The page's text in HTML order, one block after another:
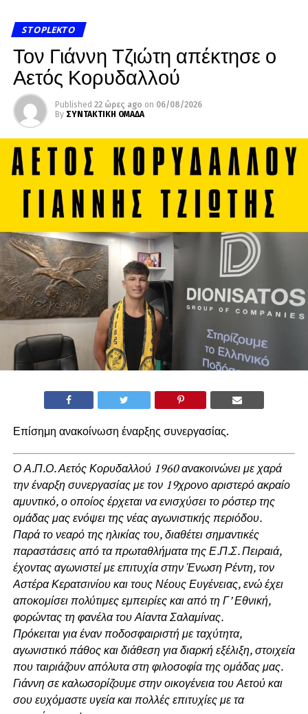
STOPLEKTO
Τον Γιάννη Τζιώτη απέκτησε ο
Αετός Κορυδαλλού
Published 22 ώρες ago on 06/08/2026
By ΣΥΝΤΑΚΤΙΚΗ ΟΜΑΔΑ
Επίσημη ανακοίνωση έναρξης συνεργασίας.
Ο Α.Π.Ο. Αετός Κορυδαλλού 1960 ανακοινώνει με χαρά
την έναρξη συνεργασίας με τον 19χρονο αριστερό ακραίο
αμυντικό, ο οποίος έρχεται να ενισχύσει το ρόστερ της
ομάδας μας ενόψει της νέας αγωνιστικής περιόδου.
Παρά το νεαρό της ηλικίας του, διαθέτει σημαντικές
παραστάσεις από τα πρωταθλήματα της Ε.Π.Σ. Πειραιά,
έχοντας αγωνιστεί με επιτυχία στην Ένωση Ρέντη, τον
Αστέρα Κερατσινίου και τους Νέους Ευγένειας, ενώ έχει
αποκομίσει πολύτιμες εμπειρίες και από τη Γ’ Εθνική,
φορώντας τη φανέλα του Αίαντα Σαλαμίνας.
Πρόκειται για έναν ποδοσφαιριστή με ταχύτητα,
αγωνιστικό πάθος και διάθεση για διαρκή εξέλιξη, στοιχεία
που ταιριάζουν απόλυτα στη φιλοσοφία της ομάδας μας.
Γιάννη σε καλωσορίζουμε στην οικογένεια του Αετού και
σου ευχόμαστε υγεία και πολλές επιτυχίες με τα